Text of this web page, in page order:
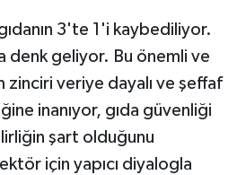
3'te 1'i kaybediliyor.
denk geliyor. Bu önemli ve
zinciri veriye dayalı ve şeffaf
inanıyor, gıda güvenliği
şart olduğunu
için yapıcı diyalogla